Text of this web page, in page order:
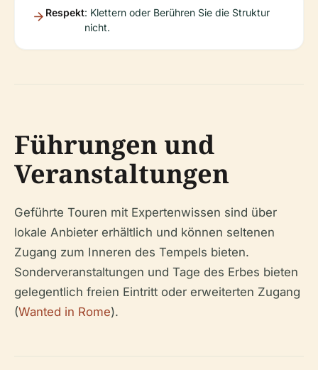
Respekt: Klettern oder Berühren Sie die Struktur
nicht.
Führungen und
Veranstaltungen
Geführte Touren mit Expertenwissen sind über
lokale Anbieter erhältlich und können seltenen
Zugang zum Inneren des Tempels bieten.
Sonderveranstaltungen und Tage des Erbes bieten
gelegentlich freien Eintritt oder erweiterten Zugang
(Wanted in Rome).